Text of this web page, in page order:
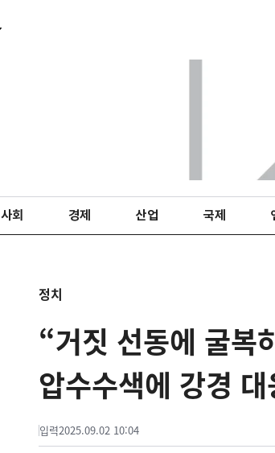
사회 경제 산업 국제
정치
“거짓 선동에 굴
압수수색에 강경 대
입력2025.09.02 10:04